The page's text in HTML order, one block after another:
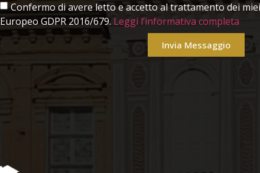
Confermo di avere letto e accetto al trattamento dei
Europeo GDPR 2016/679. Leggi l’informativa completa
Invia Messaggio